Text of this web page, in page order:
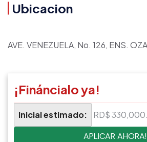
Ubicacion
AVE. VENEZUELA, No. 126, ENS.
¡Fináncialo ya!
Inicial estimado:
RD$
APLICAR AHORA!